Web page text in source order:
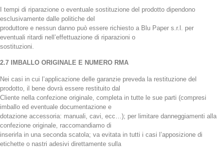
I tempi di riparazione o eventuale sostituzione del prodotto dipendono
esclusivamente dalle politiche del
produttore e nessun danno può essere richiesto a Blu Paper s.r.l. per
eventuali ritardi nell’effettuazione di riparazioni o
sostituzioni.
2.7 IMBALLO ORIGINALE E NUMERO RMA
Nei casi in cui l’applicazione delle garanzie preveda la restituzione del
prodotto, il bene dovrà essere restituito dal
Cliente nella confezione originale, completa in tutte le sue parti (compresi
imballo ed eventuale documentazione e
dotazione accessoria: manuali, cavi, ecc…); per limitare danneggiamenti alla
confezione originale, raccomandiamo di
inserirla in una seconda scatola; va evitata in tutti i casi l’apposizione di
etichette o nastri adesivi direttamente sulla